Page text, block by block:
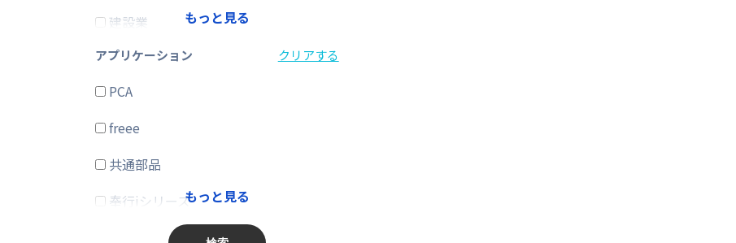
その他
建設業
製造業
電気・ガス・熱供給・水道業
情報通信業
運輸業、郵便業
卸売業、小売業
もっと見る
アプリケーション クリアする
PCA
freee
共通部品
奉行iシリーズもっと見る